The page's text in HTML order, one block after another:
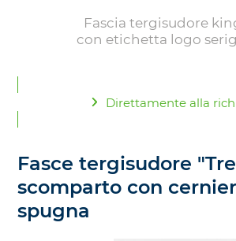
Fascia tergisudore
con etichetta logo
Direttamente alla
Fasce tergisudore
scomparto con
spugna